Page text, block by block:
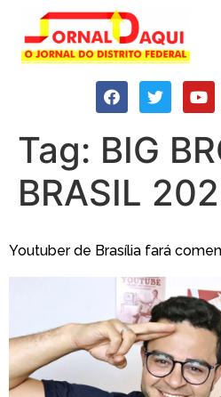
Tag: BIG
BRASIL
Youtuber de Brasília fará